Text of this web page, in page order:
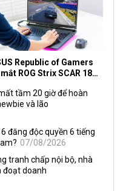
Republic of Gamers
ROG Strix SCAR 18
tầm 20 giờ để hoàn
và lão
đăng độc quyền 6 tiếng
07/08/2026
tranh chấp nội bộ, nhà
đoạt doanh